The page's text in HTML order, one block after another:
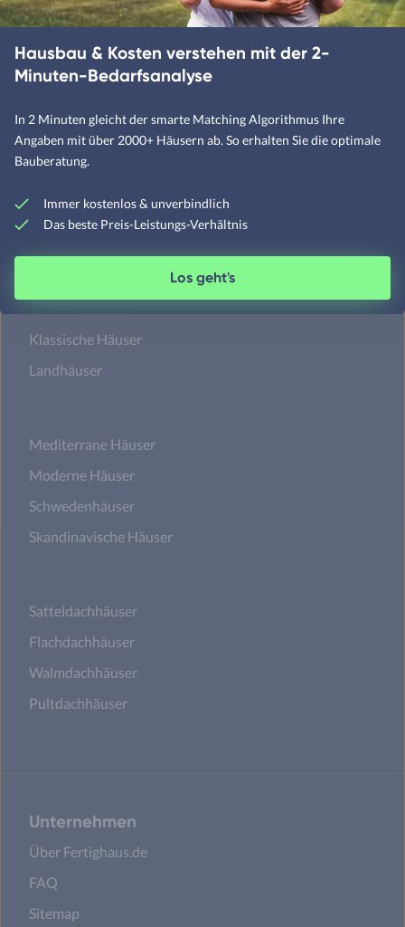
Baustile Hauspreise Regionen
Amerikanische Häuser
Alpenländische Häuser
Bauhaus-Häuser
Betonhäuser
Klassische Häuser
Landhäuser
Mediterrane Häuser
Moderne Häuser
Schwedenhäuser
Skandinavische Häuser
Satteldachhäuser
Flachdachhäuser
Walmdachhäuser
Pultdachhäuser
Unternehmen
Über Fertighaus.de
FAQ
Sitemap
Hausbau & Kosten verstehen mit der 2-
Minuten-Bedarfsanalyse
In 2 Minuten gleicht der smarte Matching Algorithmus Ihre
Angaben mit über 2000+ Häusern ab. So erhalten Sie die optimale
Bauberatung.
Immer kostenlos & unverbindlich
Das beste Preis-Leistungs-Verhältnis
Los geht's